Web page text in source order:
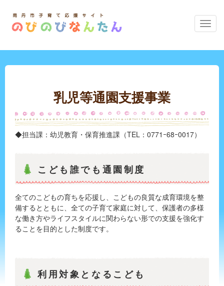
の
び
な
メ
乳児等通園支援事業
◆担当課：幼児教育・保育推進課（TEL：0771ｰ68ｰ0017）
こども誰でも通園制度
全てのこどもの育ちを応援し、こどもの良質な成育環境を整
備するとともに、全ての子育て家庭に対して、保護者の多様
な働き方やライフスタイルに関わらない形での支援を強化す
ることを目的とした制度です。
利用対象となるこども